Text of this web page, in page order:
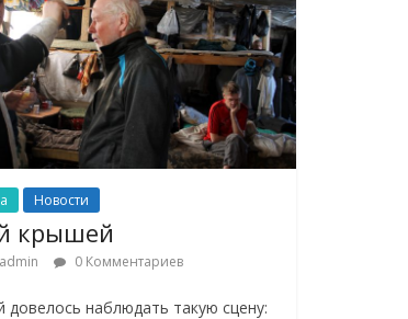
Новости
крышей
admin 0 Комментариев
наблюдать такую сцену: